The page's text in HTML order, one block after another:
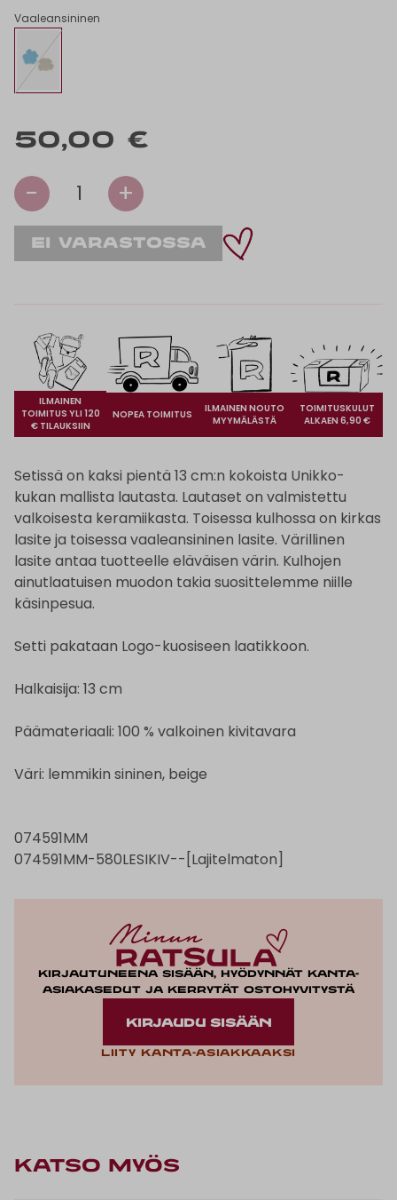
Vaaleansininen
50,00 €
- 1 +
ILMAINEN
TOIMITUS YLI 120
€ TILAUKSIIN
NOPEA TOIMITUS
ILMAINEN NOUTO
MYYMÄLÄSTÄ
TOIMITUSKULUT
ALKAEN 6,90 €
Setissä on kaksi pientä 13 cm:n kokoista Unikko-
kukan mallista lautasta. Lautaset on valmistettu
valkoisesta keramiikasta. Toisessa kulhossa on kirkas
lasite ja toisessa vaaleansininen lasite. Värillinen
lasite antaa tuotteelle eläväisen värin. Kulhojen
ainutlaatuisen muodon takia suosittelemme niille
käsinpesua.
Setti pakataan Logo-kuosiseen laatikkoon.
Halkaisija: 13 cm
Päämateriaali: 100 % valkoinen kivitavara
Väri: lemmikin sininen, beige
074591MM
074591MM-580LESIKIV--[Lajitelmaton]
Kirjautuneena sisään, hyödynnät kanta-
asiakasedut ja kerrytät ostohyvitystä
KIRJAUDU SISÄÄN
Liity kanta-asiakkaaksi
KATSO MYÖS